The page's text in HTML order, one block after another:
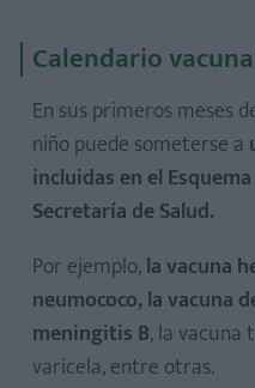
Calendario
En sus primeros meses
niño puede someterse a
incluidas en el
Secretaría de Salud.
Por ejemplo,la vacuna
neumococo, la vacuna
meningitis B, la vacuna
varicela, entre otras.